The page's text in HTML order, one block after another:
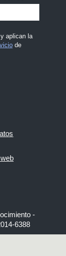
aplican la
de
-
6388